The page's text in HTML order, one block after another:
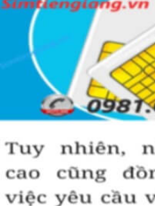
Hướng dẫn mua Sim
Simtiengiang.vn.
Sim Tiền Giang là đơn vị cung cấp
tín chất lượng.
Chọn mua sim số đẹp thường